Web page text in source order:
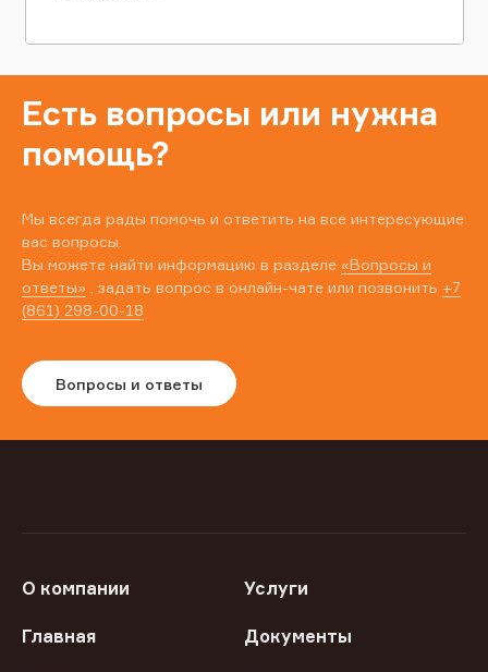
Есть вопросы или нужна
помощь?
Мы всегда рады помочь и ответить на все интересующие
вас вопросы.
Вы можете найти информацию в разделе «Вопросы и
ответы» , задать вопрос в онлайн-чате или позвонить +7
(861) 298-00-18
Вопросы и ответы
О компании Услуги
Главная Документы